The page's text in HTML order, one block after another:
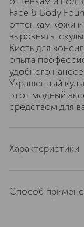
Face & Body
оттенкам кожи
выровнять,
Кисть для
опыта
удобного
Украшенный
этот модный
средством для
Характеристики
тип кожи
Способ